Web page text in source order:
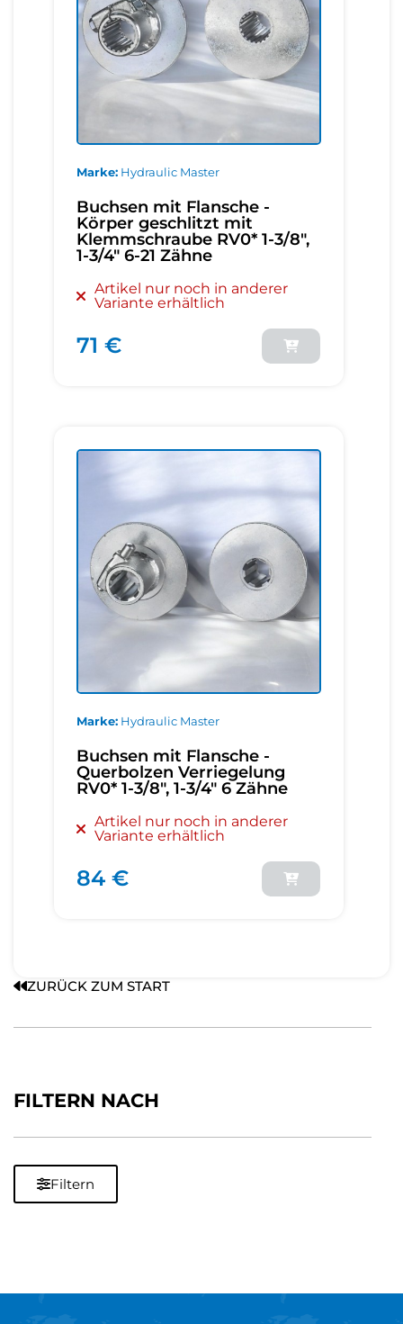
ZURÜCK ZUM START
FILTERN NACH
Filtern
Marke Hydraulic Master
Buchsen mit Flansche -
Körper geschlitzt mit
Klemmschraube RV0* 1-3/8",
1-3/4" 6-21 Zähne
Artikel nur noch in anderer
Variante erhältlich
71 €
Marke Hydraulic Master
Buchsen mit Flansche -
Querbolzen Verriegelung
RV0* 1-3/8", 1-3/4" 6 Zähne
Artikel nur noch in anderer
Variante erhältlich
84 €